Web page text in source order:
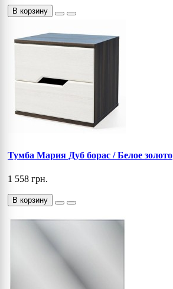
В корзину
Тумба Мария Дуб борас / Белое золото
1 558 грн.
В корзину